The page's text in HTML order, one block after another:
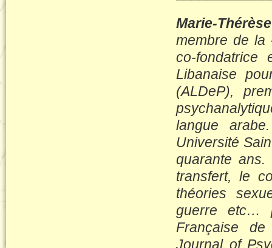
Marie-
membre de la
co-fondatrice
Libanaise
(ALDeP),
langue
Université
quarante
transfert, le
théories
guerre etc…
Française
Journal of